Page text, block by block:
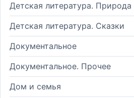
Детская литература.
Детская литература. Сказки
Документальное
Документальное. Прочее
Дом и семья